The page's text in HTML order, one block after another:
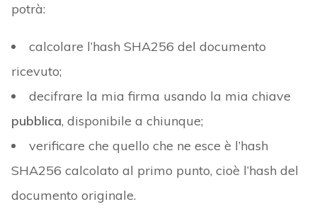
potrà:
calcolare l’hash SHA256 del documento
ricevuto;
decifrare la mia firma usando la mia chiave
pubblica, disponibile a chiunque;
verificare che quello che ne esce è l’hash
SHA256 calcolato al primo punto, cioè l’hash del
documento originale.